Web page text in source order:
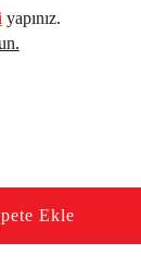
yapınız.
Ekle